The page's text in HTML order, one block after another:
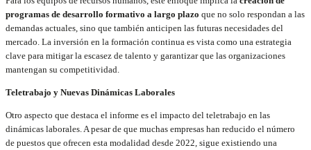
programas de desarrollo formativo a largo plazo que no solo respondan a las
demandas actuales, sino que también anticipen las futuras necesidades del
mercado. La inversión en la formación continua es vista como una estrategia
clave para mitigar la escasez de talento y garantizar que las organizaciones
mantengan su competitividad.
Teletrabajo y Nuevas Dinámicas Laborales
Otro aspecto que destaca el informe es el impacto del teletrabajo en las
dinámicas laborales. A pesar de que muchas empresas han reducido el número
de puestos que ofrecen esta modalidad desde 2022, sigue existiendo una